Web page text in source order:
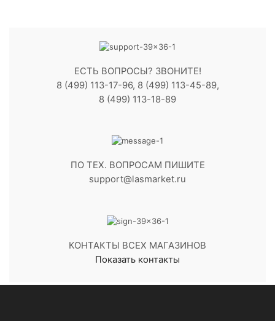
ЕСТЬ ВОПРОСЫ? ЗВОНИТЕ!
8 (499) 113-17-96, 8 (499) 113-45-89,
8 (499) 113-18-89
ПО ТЕХ. ВОПРОСАМ ПИШИТЕ
support@lasmarket.ru
КОНТАКТЫ ВСЕХ МАГАЗИНОВ
Показать контакты